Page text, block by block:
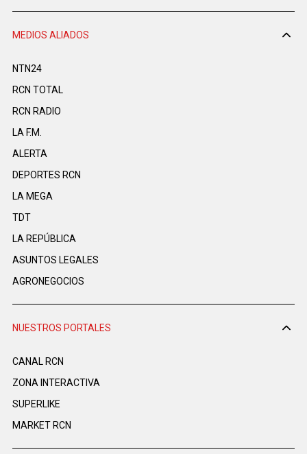
MEDIOS ALIADOS
NTN24
RCN TOTAL
RCN RADIO
LA F.M.
ALERTA
DEPORTES RCN
LA MEGA
TDT
LA REPÚBLICA
ASUNTOS LEGALES
AGRONEGOCIOS
NUESTROS PORTALES
CANAL RCN
ZONA INTERACTIVA
SUPERLIKE
MARKET RCN